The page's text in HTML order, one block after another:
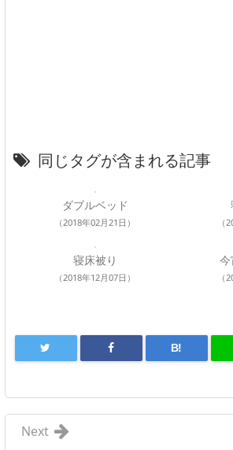
同じタグが含まれる記事
ダブルベッド
（2018年02月21日） （
寝床被り
（2018年12月07日） （
B!
Next